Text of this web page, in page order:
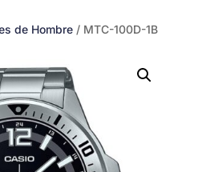
de Hombre/ MTC-100D-1B